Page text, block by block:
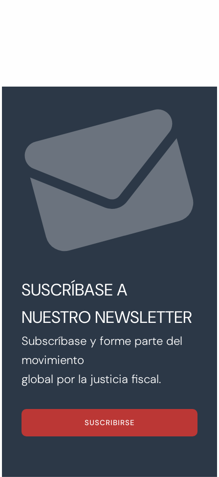
SUSCRÍBASE A
NUESTRO NEWSLETTER
Subscríbase y forme parte del
movimiento
global por la justicia fiscal.
SUSCRIBIRSE